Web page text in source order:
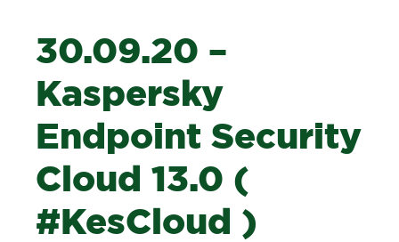
30.09.20 –
Kaspersky
Endpoint Security
Cloud 13.0 (
#KesCloud )